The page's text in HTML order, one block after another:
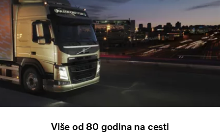
Transportna rješenja
Kamioni
Kampanje
Usluge
Lokator distributera
Vijesti
O nama
Volvo Truck Builder
Kontaktirajte nas
Više od 80 godina na cesti